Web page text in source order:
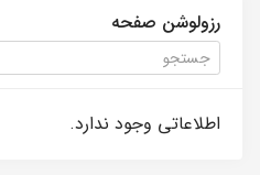
رزولوشن صفحه
اطلاعاتی وجود ندارد.